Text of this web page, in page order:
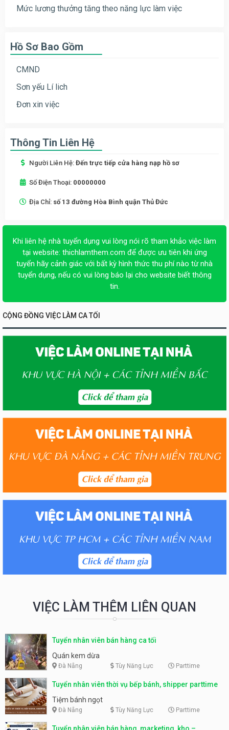
Mức lương thưởng tăng theo năng lực làm việc
Hồ Sơ Bao Gồm
CMND
Sơn yếu Lí lich
Đơn xin việc
Thông Tin Liên Hệ
Người Liên Hệ: Đến trực tiếp cửa hàng nạp hồ sơ
Số Điện Thoại: 00000000
Địa Chỉ: số 13 đường Hòa Bình quận Thủ Đức
Khi liên hệ nhà tuyển dụng vui lòng nói rõ tham khảo việc làm
tại website: thichlamthem.com để được ưu tiên khi ứng
tuyển hãy cảnh giác với bất kỳ hình thức thu phí nào từ nhà
tuyển dụng, nếu có vui lòng báo lại cho website biết thông
tin.
CỘNG ĐỒNG VIỆC LÀM CA TỐI
VIỆC LÀM THÊM LIÊN QUAN
Tuyển nhân viên bán hàng ca tối
Quán kem dừa
Đà Nẵng Tùy Năng Lực Parttime
Tuyển nhân viên thời vụ bếp bánh, shipper parttime
Tiệm bánh ngọt
Đà Nẵng Tùy Năng Lực Parttime
Tuyển nhân viên bán hàng, marketing, kho –